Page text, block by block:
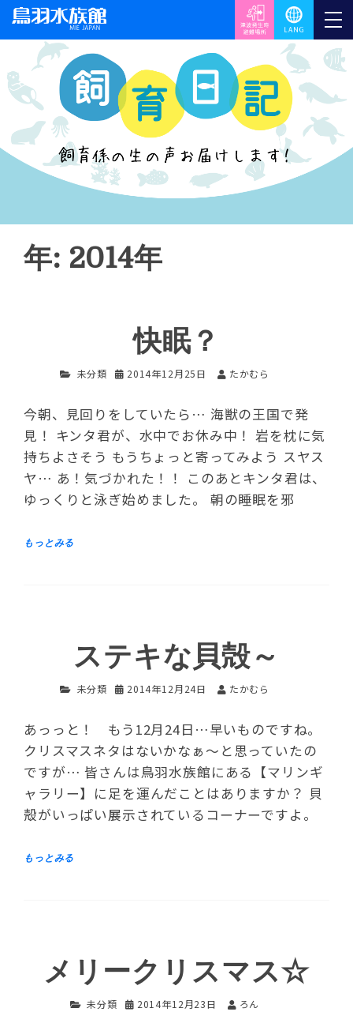
年: 2014年
快眠？
未分類 2014年12月25日 たかむら
今朝、見回りをしていたら… 海獣の王国で発
見！ キンタ君が、水中でお休み中！ 岩を枕に気
持ちよさそう もうちょっと寄ってみよう スヤス
ヤ… あ！気づかれた！！ このあとキンタ君は、
ゆっくりと泳ぎ始めました。 朝の睡眠を邪
ステキな貝殻～
未分類 2014年12月24日 たかむら
あっっと！ もう12月24日…早いものですね。
クリスマスネタはないかなぁ～と思っていたの
ですが… 皆さんは鳥羽水族館にある【マリンギ
ャラリー】に足を運んだことはありますか？ 貝
殻がいっぱい展示されているコーナーですよ。
メリークリスマス☆
未分類 2014年12月23日 ろん